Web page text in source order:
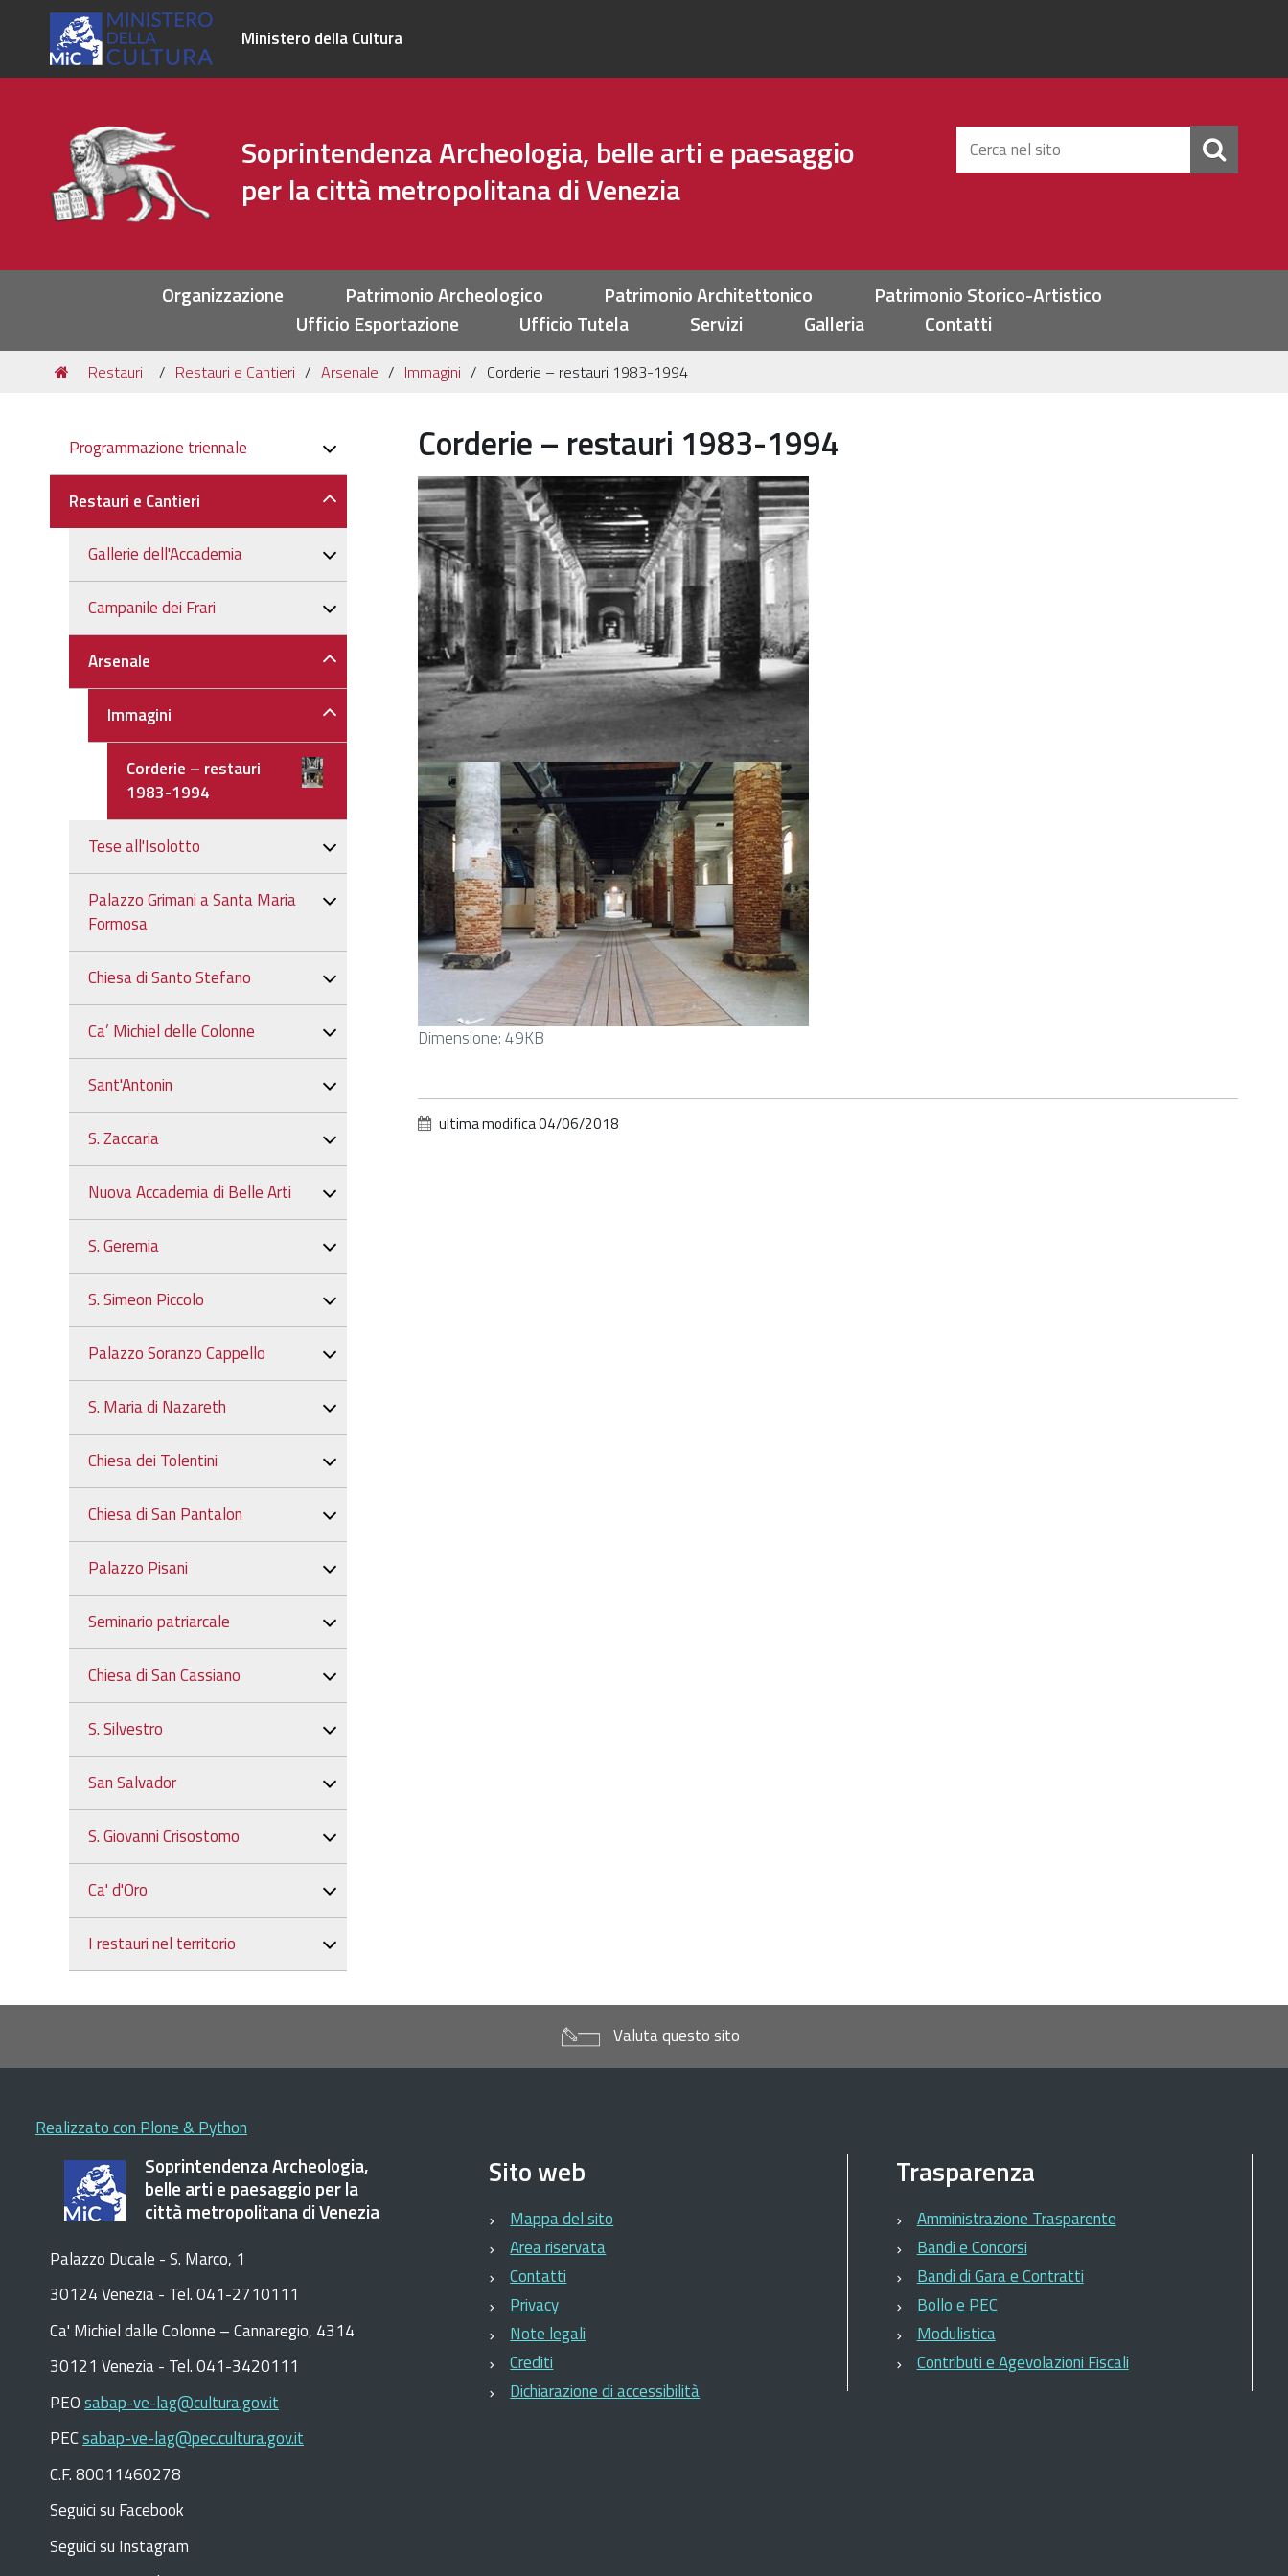
Ministero della Cultura
Soprintendenza Archeologia, belle arti e paesaggio
per la città metropolitana di Venezia
Cerca
nel
Organizzazione Patrimonio Archeologico Patrimonio Architettonico
Patrimonio Storico-Artistico
Ufficio Esportazione
Ufficio Tutela Servizi Galleria Contatti
Tu
sei
Restauri Restauri e Cantieri Arsenale Immagini Corderie – restauri 1983-1994
Corderie – restauri 1983-1994
Clicca
alle
Dimensione: 49KB
ultima modifica04/06/2018
Navigazione
Programmazione triennale
Restauri e Cantieri
Gallerie dell'Accademia
Campanile dei Frari
Arsenale
Immagini
Corderie – restauri
1983-1994
Tese all'Isolotto
Palazzo Grimani a Santa Maria
Formosa
Chiesa di Santo Stefano
Ca’ Michiel delle Colonne
Sant'Antonin
S. Zaccaria
Nuova Accademia di Belle Arti
S. Geremia
S. Simeon Piccolo
Palazzo Soranzo Cappello
S. Maria di Nazareth
Chiesa dei Tolentini
Chiesa di San Pantalon
Palazzo Pisani
Seminario patriarcale
Chiesa di San Cassiano
S. Silvestro
San Salvador
S. Giovanni Crisostomo
Ca' d'Oro
I restauri nel territorio
Valuta questo sito
Realizzato con Plone & Python
Soprintendenza Archeologia,
belle arti e paesaggio per la
città metropolitana di Venezia
Palazzo Ducale - S. Marco, 1
30124 Venezia - Tel. 041-2710111
Ca' Michiel dalle Colonne – Cannaregio, 4314
30121 Venezia - Tel. 041-3420111
PEOsabap-ve-lag@cultura.gov.it
PECsabap-ve-lag@pec.cultura.gov.it
C.F. 80011460278
Seguici su Facebook
Seguici su Instagram
Sito web
Mappa del sito
Area riservata
Contatti
Privacy
Note legali
Crediti
Dichiarazione di accessibilità
Trasparenza
Amministrazione Trasparente
Bandi e Concorsi
Bandi di Gara e Contratti
Bollo e PEC
Modulistica
Contributi e Agevolazioni Fiscali